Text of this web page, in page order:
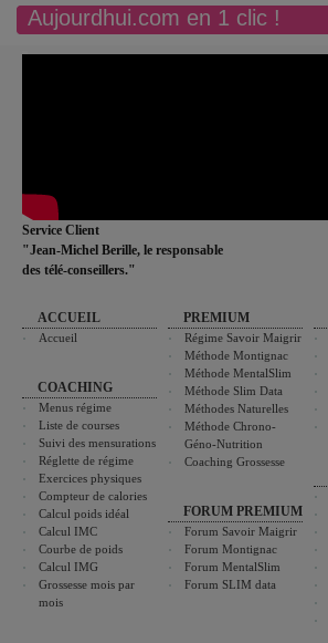
Aujourdhui.com en 1 clic !
Service Client
"Jean-Michel Berille, le responsable
des télé-conseillers."
ACCUEIL
Accueil
COACHING
Menus régime
Liste de courses
Suivi des mensurations
Réglette de régime
Exercices physiques
Compteur de calories
Calcul poids idéal
Calcul IMC
Courbe de poids
Calcul IMG
Grossesse mois par
mois
PREMIUM
Régime Savoir Maigrir
Méthode Montignac
Méthode MentalSlim
Méthode Slim Data
Méthodes Naturelles
Méthode Chrono-
Géno-Nutrition
Coaching Grossesse
FORUM PREMIUM
Forum Savoir Maigrir
Forum Montignac
Forum MentalSlim
Forum SLIM data